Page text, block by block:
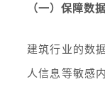
（一）保障数
建筑行业的数
人信息等敏感